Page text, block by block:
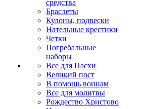
средства
Браслеты
Кулоны, подвески
Нательные крестики
Четки
Погребальные
наборы
Все для Пасхи
Великий пост
В помощь воинам
Все для молитвы
Рождество Христово